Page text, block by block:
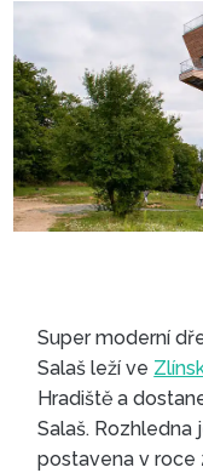
Super moderní
Salaš leží ve
Hradiště a
Salaš. Rozhledna
postavena v roce